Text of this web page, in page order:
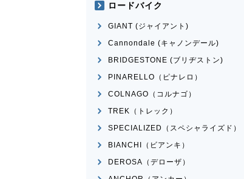
ピストバイク
FUJIFEATHER 2022年モ
デル
¥
ロードバイク
GIANT (ジャイアント)
Cannondale (キャノンデール)
BRIDGESTONE (ブリヂストン)
PINARELLO（ピナレロ）
COLNAGO（コルナゴ）
TREK（トレック）
SPECIALIZED（スペシャライズド）
BIANCHI（ビアンキ）
DEROSA（デローザ）